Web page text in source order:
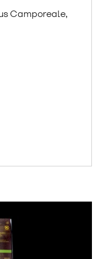
Camporeale,